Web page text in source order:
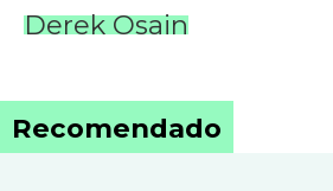
Derek Osain
Recomendado